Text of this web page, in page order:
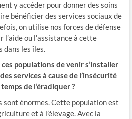
y accéder pour donner des soins
bénéficier des services sociaux de
on utilise nos forces de défense
ou l’assistance à cette
dans les îles.
ces populations de venir s’installer
services à cause de l’insécurité
de l’éradiquer ?
sont énormes. Cette population est
et à l’élevage. Avec la